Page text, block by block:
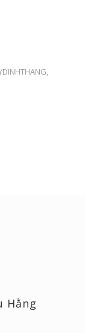
,
Hằng